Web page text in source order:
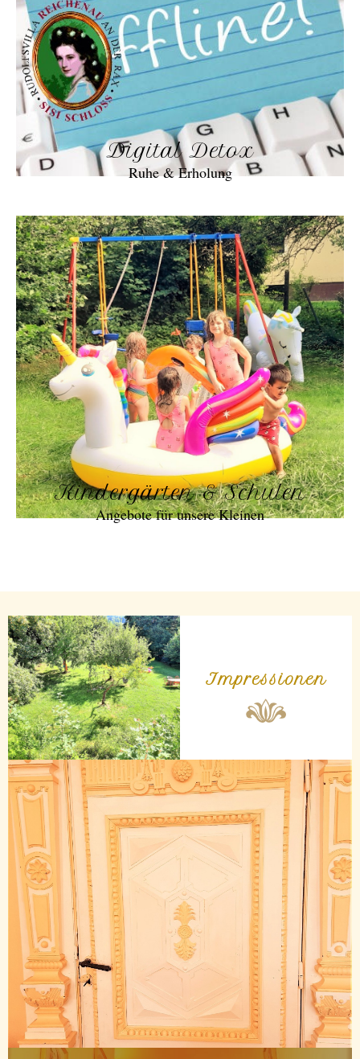
Digital Detox
Ruhe & Erholung
Kindergärten & Schulen
Angebote für unsere Kleinen
Impressionen